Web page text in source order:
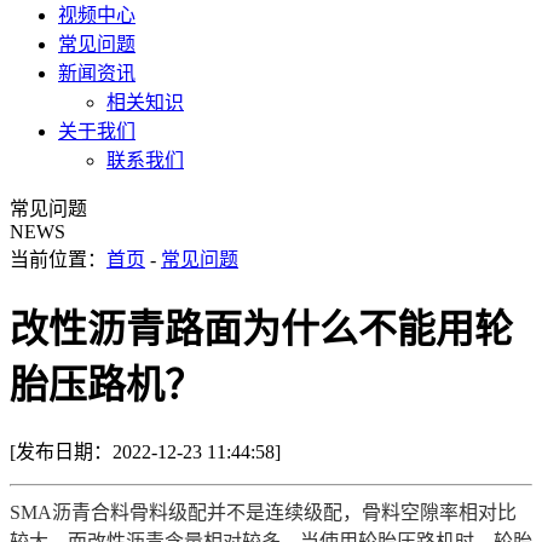
视频中心
常见问题
新闻资讯
相关知识
关于我们
联系我们
常见问题
NEWS
当前位置： 首页 - 常见问题
改性沥青路面为什么不能用轮
胎压路机？
[发布日期：2022-12-23 11:44:58]
SMA沥青合料骨料级配并不是连续级配，骨料空隙率相对比